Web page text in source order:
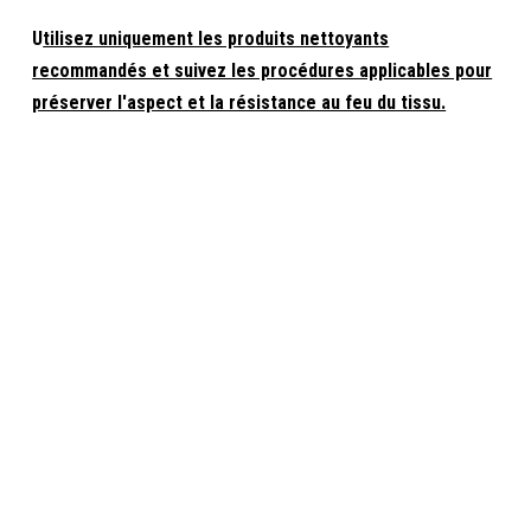
Utilisez uniquement les produits nettoyants
recommandés et suivez les procédures applicables pour
préserver l'aspect et la résistance au feu du tissu.